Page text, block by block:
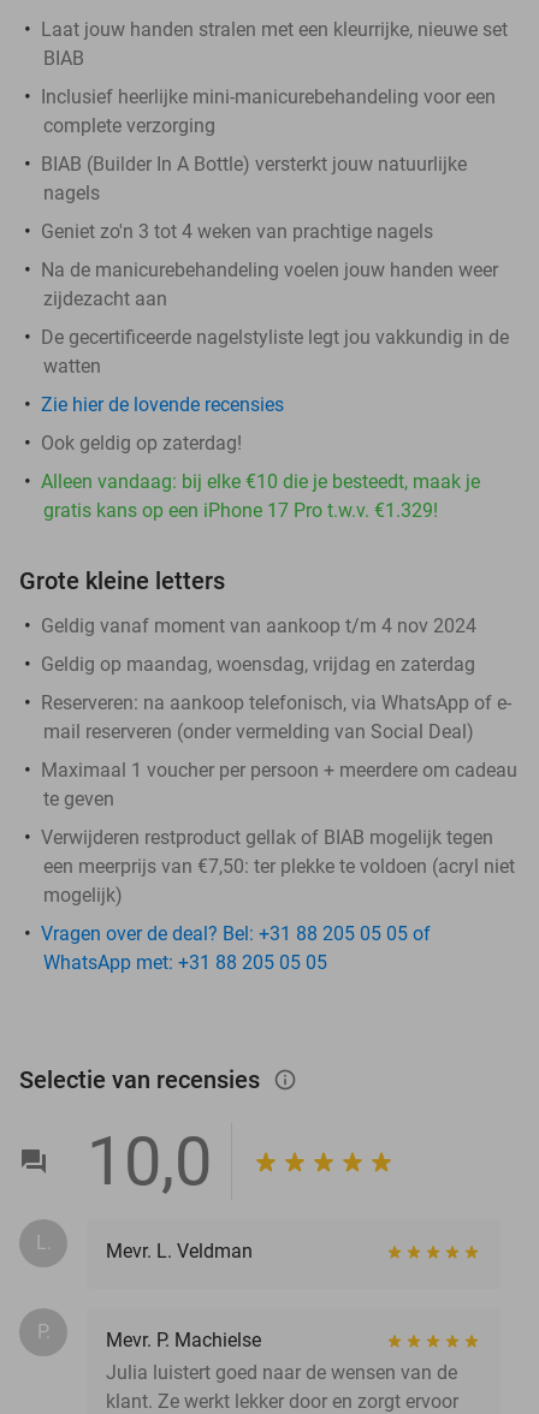
Laat jouw handen stralen met een kleurrijke, nieuwe set
BIAB
Inclusief heerlijke mini-manicurebehandeling voor een
complete verzorging
BIAB (Builder In A Bottle) versterkt jouw natuurlijke
nagels
Geniet zo'n 3 tot 4 weken van prachtige nagels
Na de manicurebehandeling voelen jouw handen weer
zijdezacht aan
De gecertificeerde nagelstyliste legt jou vakkundig in de
watten
Zie hier de lovende recensies
Ook geldig op zaterdag!
Alleen vandaag: bij elke €10 die je besteedt, maak je
gratis kans op een iPhone 17 Pro t.w.v. €1.329!
Grote kleine letters
Geldig vanaf moment van aankoop t/m 4 nov 2024
Geldig op maandag, woensdag, vrijdag en zaterdag
Reserveren: na aankoop telefonisch, via WhatsApp of e-
mail reserveren (onder vermelding van Social Deal)
Maximaal 1 voucher per persoon + meerdere om cadeau
te geven
Verwijderen restproduct gellak of BIAB mogelijk tegen
een meerprijs van €7,50: ter plekke te voldoen (acryl niet
mogelijk)
Vragen over de deal? Bel: +31 88 205 05 05 of
WhatsApp met: +31 88 205 05 05
Selectie van recensies info_outlined
10,0
L. Mevr. L. Veldman
P.
Mevr. P. Machielse
Julia luistert goed naar de wensen van de
klant. Ze werkt lekker door en zorgt ervoor